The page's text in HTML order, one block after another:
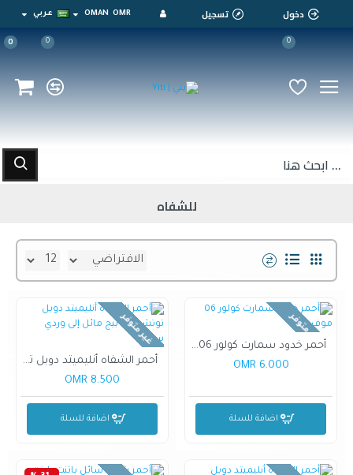
دخول تسجيل OMR
OMAN عربي
0
0
0
للشفاه
غير متوفر
أحمر خدود سمارت كولور 06 موف
6.000 OMR
اضافة للسلة
غير متوفر
أحمر الشفاه أنليميتد دوبل توتش 102 بيج مائل إلى وردي ساتان
8.500 OMR
اضافة للسلة